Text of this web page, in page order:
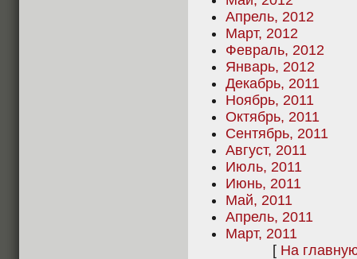
Апрель, 2012
Март, 2012
Февраль, 2012
Январь, 2012
Декабрь, 2011
Ноябрь, 2011
Октябрь, 2011
Сентябрь, 2011
Август, 2011
Июль, 2011
Июнь, 2011
Май, 2011
Апрель, 2011
Март, 2011
[ На